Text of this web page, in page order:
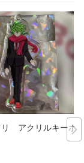
リ アクリルキーホ